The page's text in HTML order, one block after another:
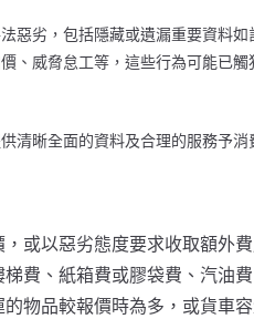
惡劣，包括隱藏或遺漏重要資料
、威脅怠工等，這些行為可能已
清晰全面的資料及合理的服務予消
或以惡劣態度要求收取額外費
費、紙箱費或膠袋費、汽油
物品較報價時為多，或貨車